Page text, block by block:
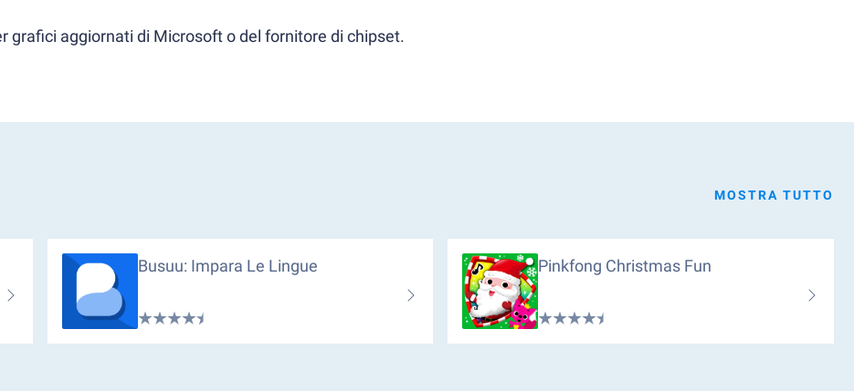
grafici aggiornati di Microsoft o del fornitore di chipset.
MOSTRA TUTTO
Busuu: Impara Le Lingue Pinkfong Christmas Fun